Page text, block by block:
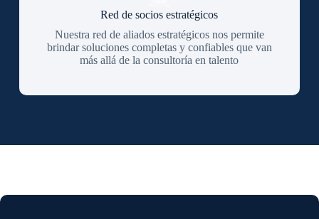
Red de socios estratégicos
Nuestra red de aliados estratégicos nos permite
brindar soluciones completas y confiables que van
más allá de la consultoría en talento